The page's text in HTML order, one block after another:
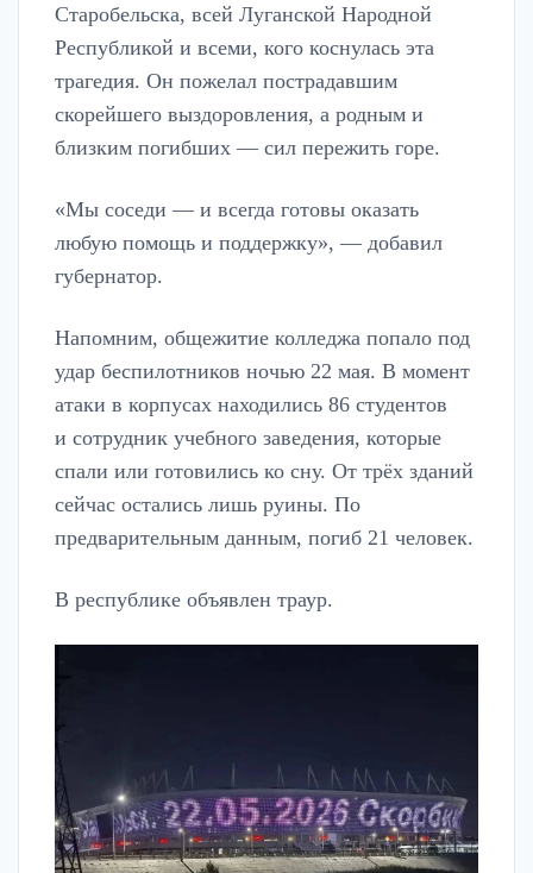
Старобельска, всей Луганской Народной
Республикой и всеми, кого коснулась эта
трагедия. Он пожелал пострадавшим
скорейшего выздоровления, а родным и
близким погибших — сил пережить горе.
«Мы соседи — и всегда готовы оказать
любую помощь и поддержку», — добавил
губернатор.
Напомним, общежитие колледжа попало под
удар беспилотников ночью 22 мая. В момент
атаки в корпусах находились 86 студентов
и сотрудник учебного заведения, которые
спали или готовились ко сну. От трёх зданий
сейчас остались лишь руины. По
предварительным данным, погиб 21 человек.
В республике объявлен траур.